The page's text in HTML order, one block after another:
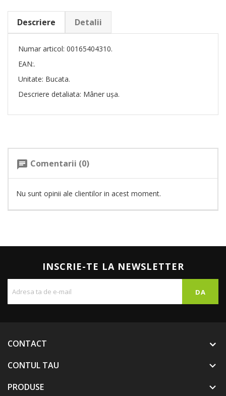
Descriere Detalii
Numar articol: 00165404310.
EAN:.
Unitate: Bucata.
Descriere detaliata: Mâner ușa.
chat Comentarii (0)
Nu sunt opinii ale clientilor in acest moment.
INSCRIE-TE LA NEWSLETTER
CONTACT
CONTUL TAU

PRODUSE 